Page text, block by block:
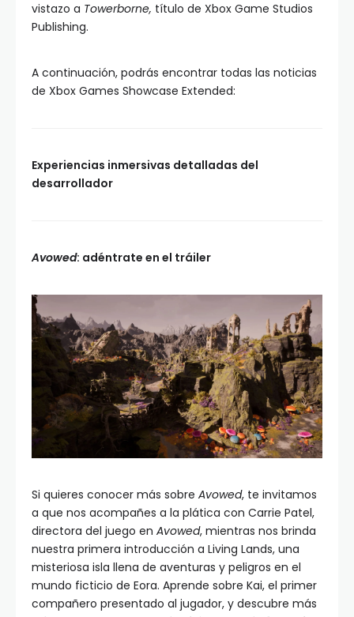
vistazo a Towerborne, título de Xbox Game Studios
Publishing.
A continuación, podrás encontrar todas las noticias
de Xbox Games Showcase Extended:
Experiencias inmersivas detalladas del
desarrollador
Avowed: adéntrate en el tráiler
Si quieres conocer más sobre Avowed, te invitamos
a que nos acompañes a la plática con Carrie Patel,
directora del juego en Avowed, mientras nos brinda
nuestra primera introducción a Living Lands, una
misteriosa isla llena de aventuras y peligros en el
mundo ficticio de Eora. Aprende sobre Kai, el primer
compañero presentado al jugador, y descubre más